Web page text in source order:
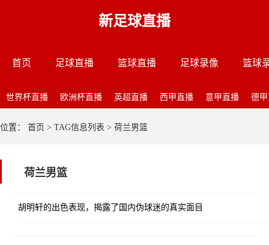
新足球直播
首页 足球直播 篮球直播 足球录像 篮球
世界杯直播 欧洲杯直播 英超直播 西甲直播 意甲直播 德
位置： 首页 > TAG信息列表 > 荷兰男篮
荷兰男篮
胡明轩的出色表现，揭露了国内伪球迷的真实面目